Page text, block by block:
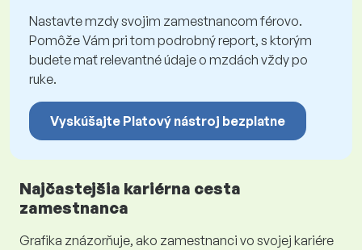
Nastavte mzdy svojim zamestnancom férovo.
Pomôže Vám pri tom podrobný report, s ktorým
budete mať relevantné údaje o mzdách vždy po
ruke.
Vyskúšajte Platový nástroj bezplatne
Najčastejšia kariérna cesta
zamestnanca
Grafika znázorňuje, ako zamestnanci vo svojej kariére